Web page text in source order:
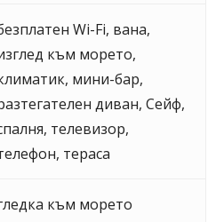
Wi-Fi, вана,
към морето,
, мини-бар,
диван, Сейф,
, телевизор,
, тераса
към морето